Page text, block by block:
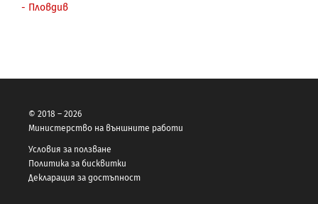
- Пловдив
© 2018 – 2026
Министерство на външните работи
Условия за ползване
Политика за бисквитки
Декларация за достъпност